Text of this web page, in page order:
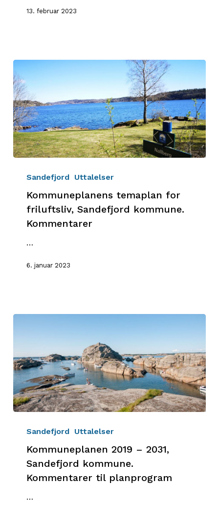
13. februar 2023
temaplan
friluftsliv,
Sandefjord
kommune.
Sandefjord Uttalelser
Kommuneplanens temaplan for
friluftsliv, Sandefjord kommune.
Kommentarer
…
6. januar 2023
2019
2031,
Sandefjord
kommune.
Sandefjord Uttalelser
Kommuneplanen 2019 – 2031,
Sandefjord kommune.
Kommentarer til planprogram
…